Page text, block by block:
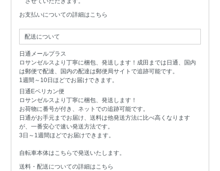
お支払いについての詳細はこちら
配送について
日通メールプラス
ロサンゼルスより丁寧に梱包、発送します！成田までは日通、国内
は郵便で配達、国内の配達は郵便局サイトで追跡可能です。
1週間～10日ほどでお届けできます。
日通Eペリカン便
ロサンゼルスより丁寧に梱包、発送します！
お荷物に番号が付き、ネットでの追跡可能です。
日通がお手元までお届け、送料は他発送方法に比べ高くなります
が、一番安心で速い発送方法です。
3日～1週間ほどでお届けできます。
自転車本体はこちらで発送いたします。
送料・配送についての詳細はこちら